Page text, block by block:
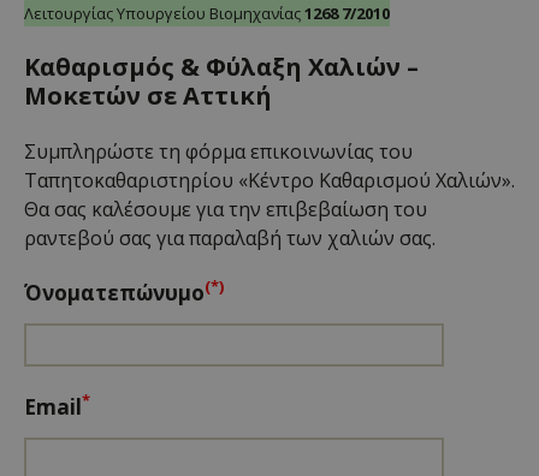
Λειτουργίας Υπουργείου Βιομηχανίας1268 7/2010
Καθαρισμός & Φύλαξη Χαλιών –
Μοκετών σε Αττική
Συμπληρώστε τη φόρμα επικοινωνίας του
Ταπητοκαθαριστηρίου «Κέντρο Καθαρισμού Χαλιών».
Θα σας καλέσουμε για την επιβεβαίωση του
ραντεβού σας για παραλαβή των χαλιών σας.
Όνοματεπώνυμο(*)
Email*